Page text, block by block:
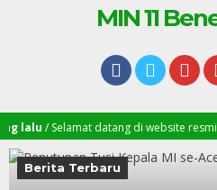
MIN 11
lalu/ Selamat datang di website resmi
Berita Terbaru